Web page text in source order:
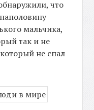
что
мальчика,
так и не
не спал